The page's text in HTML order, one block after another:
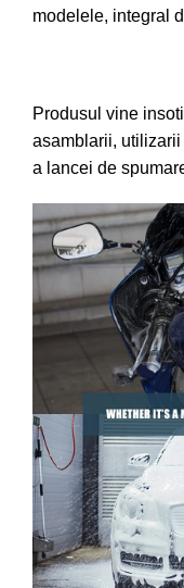
modelele, integral
Produsul vine
asamblarii,
a lancei de